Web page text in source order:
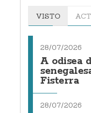
VISTO
28/07/2026
A odisea
Fisterra
28/07/2026